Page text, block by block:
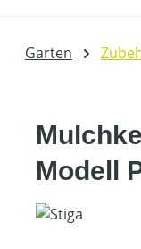
Garten
Modell